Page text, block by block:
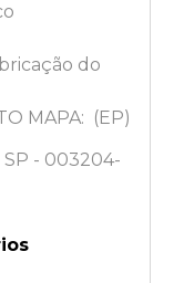
do
MAPA: (EP)
SP - 003204-